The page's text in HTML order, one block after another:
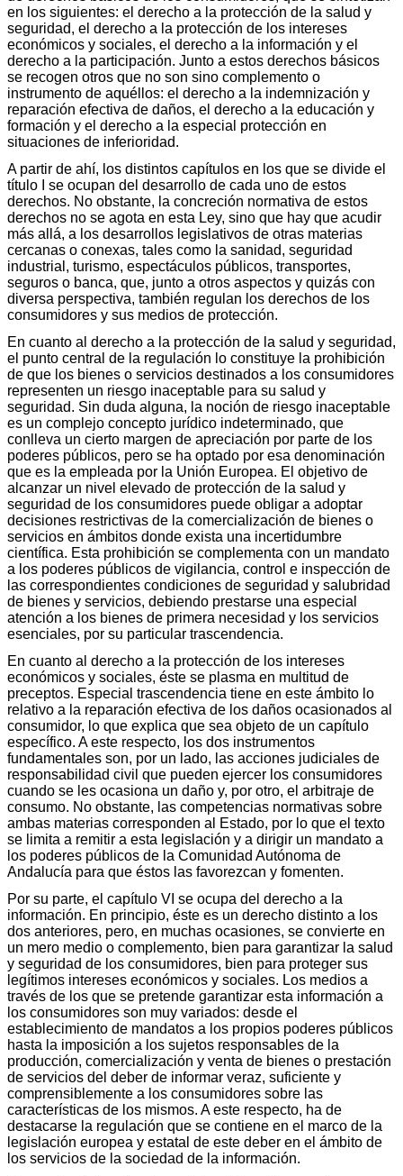
en los siguientes: el derecho a la protección de la salud y
seguridad, el derecho a la protección de los intereses
económicos y sociales, el derecho a la información y el
derecho a la participación. Junto a estos derechos básicos
se recogen otros que no son sino complemento o
instrumento de aquéllos: el derecho a la indemnización y
reparación efectiva de daños, el derecho a la educación y
formación y el derecho a la especial protección en
situaciones de inferioridad.
A partir de ahí, los distintos capítulos en los que se divide el
título I se ocupan del desarrollo de cada uno de estos
derechos. No obstante, la concreción normativa de estos
derechos no se agota en esta Ley, sino que hay que acudir
más allá, a los desarrollos legislativos de otras materias
cercanas o conexas, tales como la sanidad, seguridad
industrial, turismo, espectáculos públicos, transportes,
seguros o banca, que, junto a otros aspectos y quizás con
diversa perspectiva, también regulan los derechos de los
consumidores y sus medios de protección.
En cuanto al derecho a la protección de la salud y seguridad,
el punto central de la regulación lo constituye la prohibición
de que los bienes o servicios destinados a los consumidores
representen un riesgo inaceptable para su salud y
seguridad. Sin duda alguna, la noción de riesgo inaceptable
es un complejo concepto jurídico indeterminado, que
conlleva un cierto margen de apreciación por parte de los
poderes públicos, pero se ha optado por esa denominación
que es la empleada por la Unión Europea. El objetivo de
alcanzar un nivel elevado de protección de la salud y
seguridad de los consumidores puede obligar a adoptar
decisiones restrictivas de la comercialización de bienes o
servicios en ámbitos donde exista una incertidumbre
científica. Esta prohibición se complementa con un mandato
a los poderes públicos de vigilancia, control e inspección de
las correspondientes condiciones de seguridad y salubridad
de bienes y servicios, debiendo prestarse una especial
atención a los bienes de primera necesidad y los servicios
esenciales, por su particular trascendencia.
En cuanto al derecho a la protección de los intereses
económicos y sociales, éste se plasma en multitud de
preceptos. Especial trascendencia tiene en este ámbito lo
relativo a la reparación efectiva de los daños ocasionados al
consumidor, lo que explica que sea objeto de un capítulo
específico. A este respecto, los dos instrumentos
fundamentales son, por un lado, las acciones judiciales de
responsabilidad civil que pueden ejercer los consumidores
cuando se les ocasiona un daño y, por otro, el arbitraje de
consumo. No obstante, las competencias normativas sobre
ambas materias corresponden al Estado, por lo que el texto
se limita a remitir a esta legislación y a dirigir un mandato a
los poderes públicos de la Comunidad Autónoma de
Andalucía para que éstos las favorezcan y fomenten.
Por su parte, el capítulo VI se ocupa del derecho a la
información. En principio, éste es un derecho distinto a los
dos anteriores, pero, en muchas ocasiones, se convierte en
un mero medio o complemento, bien para garantizar la salud
y seguridad de los consumidores, bien para proteger sus
legítimos intereses económicos y sociales. Los medios a
través de los que se pretende garantizar esta información a
los consumidores son muy variados: desde el
establecimiento de mandatos a los propios poderes públicos
hasta la imposición a los sujetos responsables de la
producción, comercialización y venta de bienes o prestación
de servicios del deber de informar veraz, suficiente y
comprensiblemente a los consumidores sobre las
características de los mismos. A este respecto, ha de
destacarse la regulación que se contiene en el marco de la
legislación europea y estatal de este deber en el ámbito de
los servicios de la sociedad de la información.